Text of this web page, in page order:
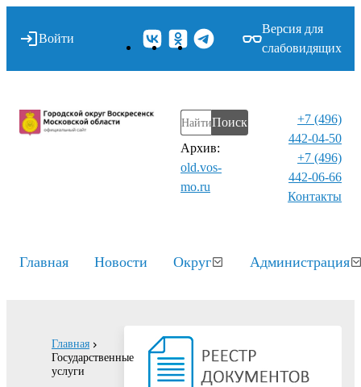
Войти
Версия для
слабовидящих
Поиск
Архив:
old.vos-
mo.ru
+7 (496)
442-04-50
+7 (496)
442-06-66
Контакты⁠
Главная Новости Округ Администрация
Главная
Государственные
услуги